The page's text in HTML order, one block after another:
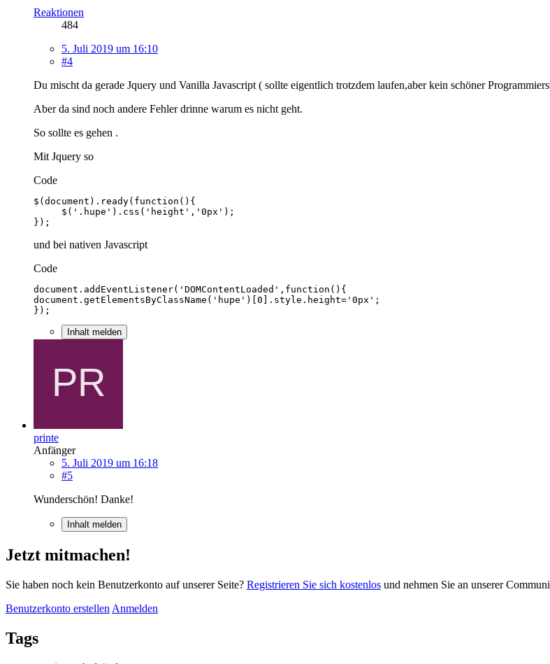
Reaktionen
484
5. Juli 2019 um 16:10
#4
Du mischt da gerade Jquery und Vanilla Javascript ( sollte eigentlich trotzdem laufen,aber kein schöner
Aber da sind noch andere Fehler drinne warum es nicht geht.
So sollte es gehen .
Mit Jquery so
Code
});
und bei nativen Javascript
Code
});
Inhalt melden
printe
Anfänger
5. Juli 2019 um 16:18
#5
Wunderschön! Danke!
Inhalt melden
Jetzt mitmachen!
Sie haben noch kein Benutzerkonto auf unserer Seite? Registrieren Sie sich kostenlos und nehmen Sie an unserer
Benutzerkonto erstellen Anmelden
Tags